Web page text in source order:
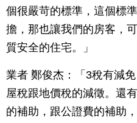
個很嚴苛的標準，這個標
擔，那也讓我們的房客，
質安全的住宅。」
業者 鄭俊杰：「3稅有減
屋稅跟地價稅的減徵。還
的補助，跟公證費的補助